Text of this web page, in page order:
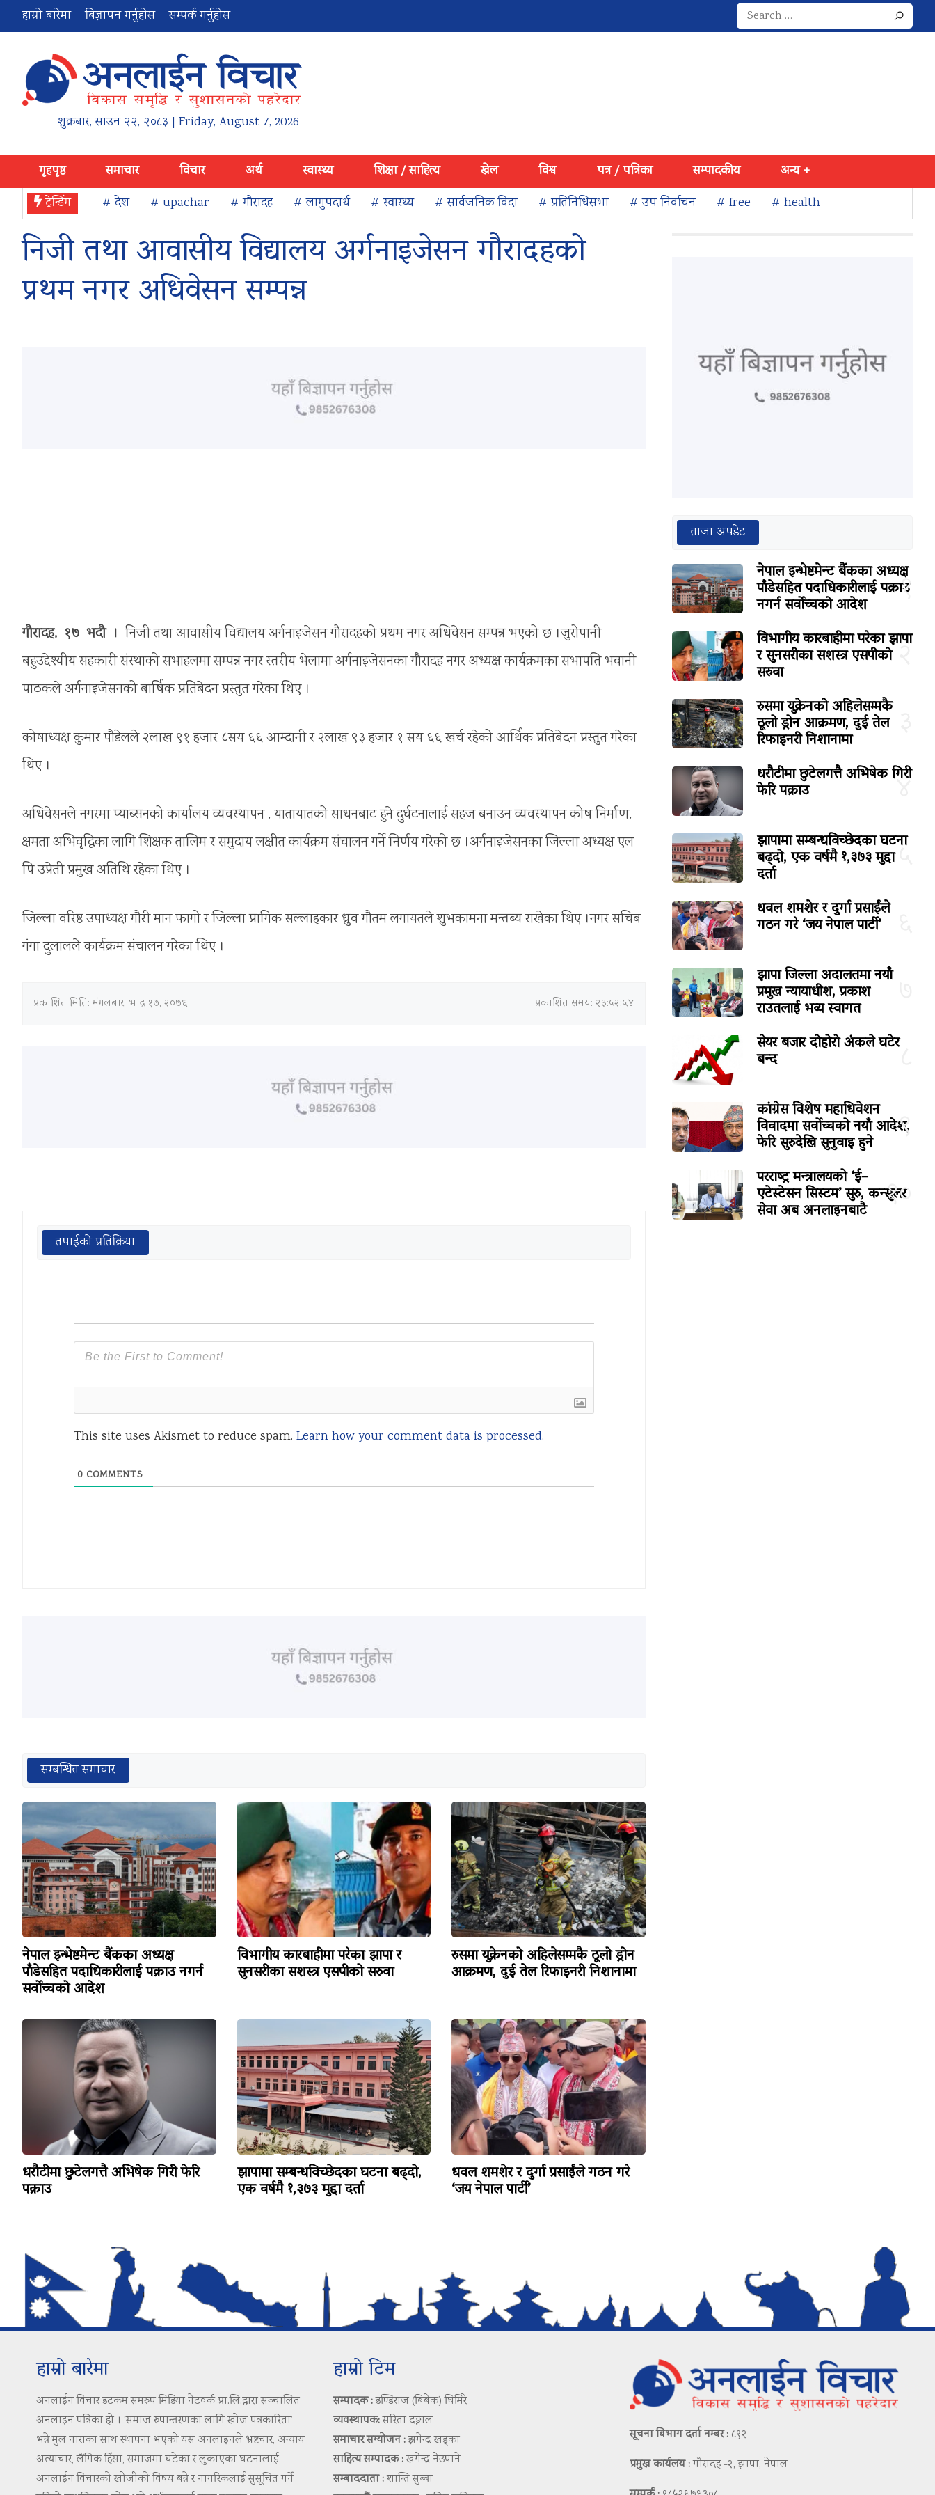
हाम्रो बारेमा बिज्ञापन गर्नुहोस सम्पर्क गर्नुहोस
Search
for:
शुक्रबार,साउन २२, २०८३ | Friday, August 7, 2026
गृहपृष्ठ समाचार विचार अर्थ स्वास्थ्य शिक्षा / साहित्य खेल विश्व पत्र / पत्रिका सम्पादकीय
अन्य +
ट्रेन्डिंग
# देश # upachar # गौरादह # लागुपदार्थ # स्वास्थ्य # सार्वजनिक विदा # प्रतिनिधिसभा # उप निर्वाचन # free # health
निजी तथा आवासीय विद्यालय अर्गनाइजेसन गौरादहको
प्रथम नगर अधिवेसन सम्पन्न
गौरादह, १७ भदौ । निजी तथा आवासीय विद्यालय अर्गनाइजेसन गौरादहको प्रथम नगर अधिवेसन सम्पन्न भएको छ ।जुरोपानी
बहुउद्देश्यीय सहकारी संस्थाको सभाहलमा सम्पन्न नगर स्तरीय भेलामा अर्गनाइजेसनका गौरादह नगर अध्यक्ष कार्यक्रमका सभापति भवानी
पाठकले अर्गनाइजेसनको बार्षिक प्रतिबेदन प्रस्तुत गरेका थिए ।
कोषाध्यक्ष कुमार पौडेलले २लाख ९१ हजार ८सय ६६ आम्दानी र २लाख ९३ हजार १ सय ६६ खर्च रहेको आर्थिक प्रतिबेदन प्रस्तुत गरेका
थिए ।
अधिवेसनले नगरमा प्याब्सनको कार्यालय व्यवस्थापन , यातायातको साधनबाट हुने दुर्घटनालाई सहज बनाउन व्यवस्थापन कोष निर्माण,
क्षमता अभिवृद्धिका लागि शिक्षक तालिम र समुदाय लक्षीत कार्यक्रम संचालन गर्ने निर्णय गरेको छ ।अर्गनाइजेसनका जिल्ला अध्यक्ष एल
पि उप्रेती प्रमुख अतिथि रहेका थिए ।
जिल्ला वरिष्ठ उपाध्यक्ष गौरी मान फागो र जिल्ला प्रागिक सल्लाहकार ध्रुव गौतम लगायतले शुभकामना मन्तब्य राखेका थिए ।नगर सचिब
गंगा दुलालले कार्यक्रम संचालन गरेका थिए ।
प्रकाशित मिति:मंगलबार, भाद्र १७, २०७६ प्रकाशित समय: २३:५२:५४
तपाईको प्रतिक्रिया
This site uses Akismet to reduce spam. Learn how your comment data is processed.
0 COMMENTS
सम्बन्धित समाचार
नेपाल इन्भेष्टमेन्ट बैंकका अध्यक्ष
पाँडेसहित पदाधिकारीलाई पक्राउ नगर्न
सर्वोच्चको आदेश
विभागीय कारबाहीमा परेका झापा र
सुनसरीका सशस्त्र एसपीको सरुवा
रुसमा युक्रेनको अहिलेसम्मकै ठूलो ड्रोन
आक्रमण, दुई तेल रिफाइनरी निशानामा
धरौटीमा छुटेलगत्तै अभिषेक गिरी फेरि
पक्राउ
झापामा सम्बन्धविच्छेदका घटना बढ्दो,
एक वर्षमै १,३७३ मुद्दा दर्ता
धवल शमशेर र दुर्गा प्रसाईंले गठन गरे
‘जय नेपाल पार्टी’
ताजा अपडेट
१
नेपाल इन्भेष्टमेन्ट बैंकका अध्यक्ष
पाँडेसहित पदाधिकारीलाई पक्राउ
नगर्न सर्वोच्चको आदेश
२
विभागीय कारबाहीमा परेका झापा
र सुनसरीका सशस्त्र एसपीको
सरुवा
रुसमा युक्रेनको अहिलेसम्मकै
ठूलो ड्रोन आक्रमण, दुई तेल
रिफाइनरी निशानामा
४
धरौटीमा छुटेलगत्तै अभिषेक गिरी
फेरि पक्राउ
५
झापामा सम्बन्धविच्छेदका घटना
बढ्दो, एक वर्षमै १,३७३ मुद्दा
दर्ता
धवल शमशेर र दुर्गा प्रसाईंले
गठन गरे ‘जय नेपाल पार्टी’
झापा जिल्ला अदालतमा नयाँ
प्रमुख न्यायाधीश, प्रकाश
राउतलाई भव्य स्वागत
सेयर बजार दोहोरो अंकले घटेर
बन्द
९
कांग्रेस विशेष महाधिवेशन
विवादमा सर्वोच्चको नयाँ आदेश,
फेरि सुरुदेखि सुनुवाइ हुने
१०
परराष्ट्र मन्त्रालयको ‘ई–
एटेस्टेसन सिस्टम’ सुरु, कन्सुलर
सेवा अब अनलाइनबाटै
हाम्रो बारेमा
अनलाईन विचार डटकम समरुप मिडिया नेटवर्क प्रा.लि.द्वारा सञ्चालित
अनलाइन पत्रिका हो । ‘समाज रुपान्तरणका लागि खोज पत्रकारिता’
भन्ने मुल नाराका साथ स्थापना भएको यस अनलाइनले भ्रष्टचार, अन्याय
अत्याचार, लैंगिक हिंसा, समाजमा घटेका र लुकाएका घटनालाई
अनलाईन विचारको खोजीको विषय बन्ने र नागरिकलाई सुसूचित गर्ने
हाम्रो टिम
सम्पादक :डण्डिराज (बिबेक) घिमिरे
व्यवस्थापक:सरिता दङ्गाल
समाचार सम्योजन :झगेन्द्र खड्का
साहित्य सम्पादक :खगेन्द्र नेउपाने
सम्बाददाता :शान्ति सुब्बा
सूचना बिभाग दर्ता नम्बर : ८९२
प्रमुख कार्यलय :गौरादह -२, झापा, नेपाल